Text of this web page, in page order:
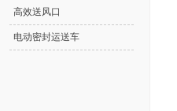
高效送风口
电动密封运送车